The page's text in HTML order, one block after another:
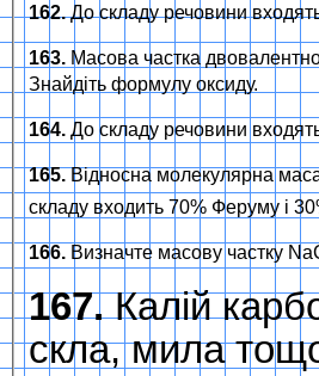
162.До складу речовини
163. Масова частка
Знайдіть формулу оксиду.
164. До складу речовини
165.Відносна молекулярна
складу входить 70% Феруму і
166. Визначте масову частку
167.Калій
скла, мила